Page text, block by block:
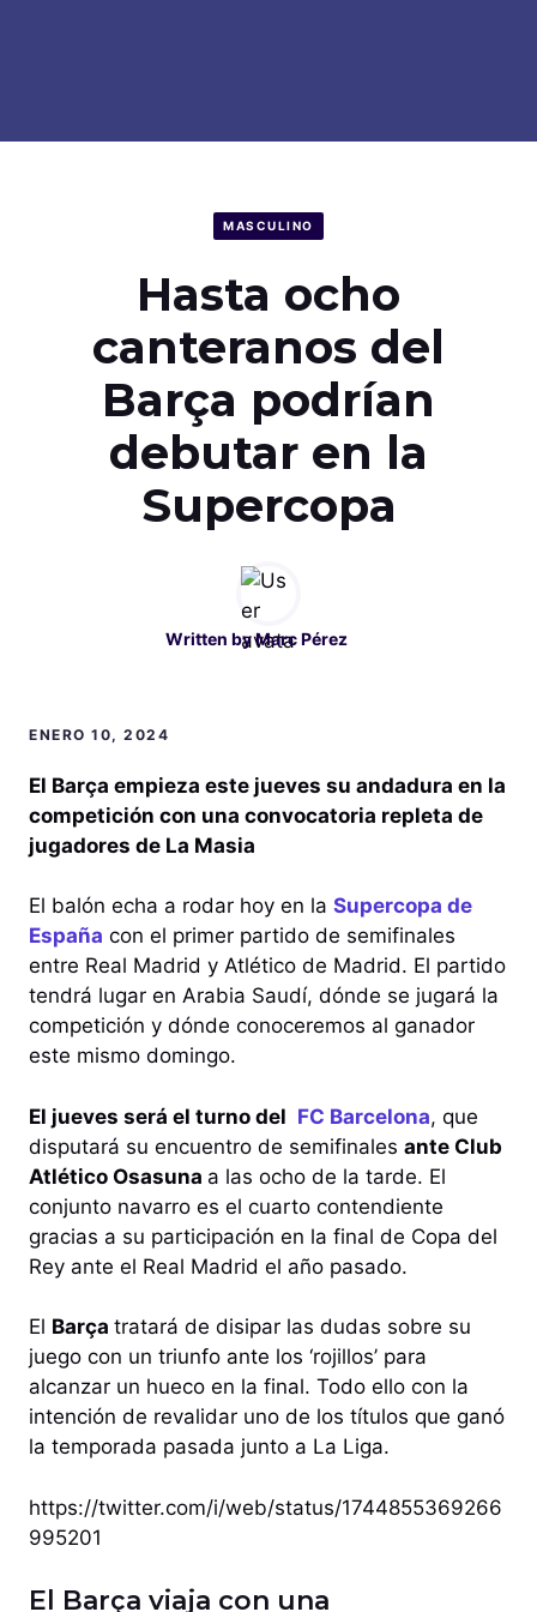
MASCULINO
Hasta ocho
canteranos del
Barça podrían
debutar en la
Supercopa
Written byMarc Pérez
ENERO 10, 2024
El Barça empieza este jueves su andadura en la
competición con una convocatoria repleta de
jugadores de La Masia
El balón echa a rodar hoy en la Supercopa de
España con el primer partido de semifinales
entre Real Madrid y Atlético de Madrid. El partido
tendrá lugar en Arabia Saudí, dónde se jugará la
competición y dónde conoceremos al ganador
este mismo domingo.
El jueves será el turno del FC Barcelona, que
disputará su encuentro de semifinales ante Club
Atlético Osasuna a las ocho de la tarde. El
conjunto navarro es el cuarto contendiente
gracias a su participación en la final de Copa del
Rey ante el Real Madrid el año pasado.
El Barça tratará de disipar las dudas sobre su
juego con un triunfo ante los ‘rojillos’ para
alcanzar un hueco en la final. Todo ello con la
intención de revalidar uno de los títulos que ganó
la temporada pasada junto a La Liga.
https://twitter.com/i/web/status/1744855369266
995201
El Barça viaja con una